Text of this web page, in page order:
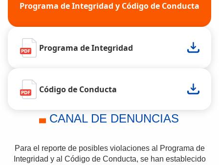
Programa de Integridad y Código de Conducta
Programa de Integridad
Código de Conducta
CANAL DE DENUNCIAS
Para el reporte de posibles violaciones al Programa de
Integridad y al Código de Conducta, se han establecido